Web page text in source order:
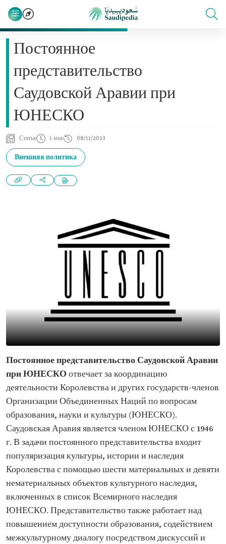
Постоянное
представительство
Саудовской Аравии при
ЮНЕСКО
Статья 1 мин 08/11/2023
Внешняя политика
Постоянное представительство Саудовской Аравии
при ЮНЕСКО отвечает за координацию
деятельности Королевства и других государств-членов
Организации Объединенных Наций по вопросам
образования, науки и культуры (ЮНЕСКО).
Саудовская Аравия является членом ЮНЕСКО с 1946
г. В задачи постоянного представительства входит
популяризация культуры, истории и наследия
Королевства с помощью шести материальных и девяти
нематериальных объектов культурного наследия,
включенных в список Всемирного наследия
ЮНЕСКО. Представительство также работает над
повышением доступности образования, содействием
межкультурному диалогу посредством дискуссий и